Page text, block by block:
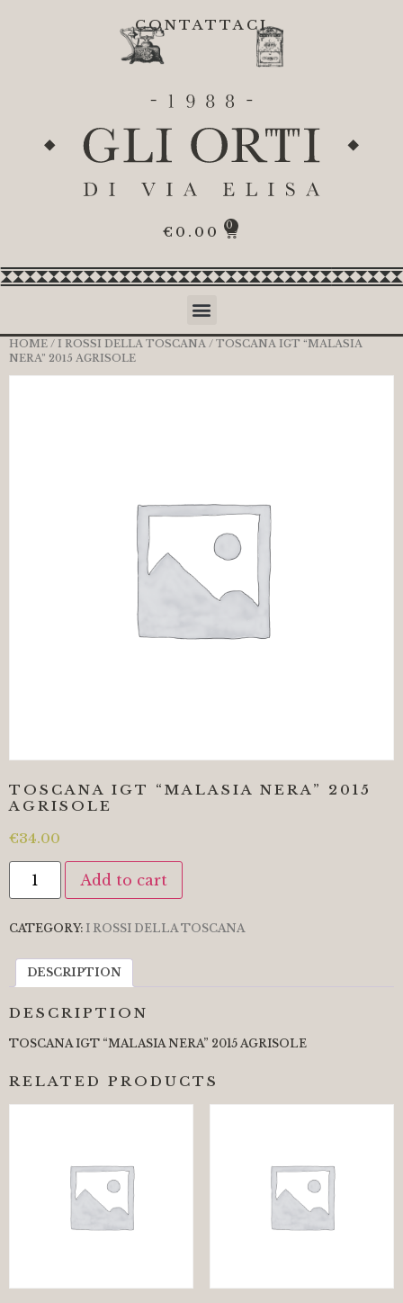
CONTATTACI
€ 0.00 0
HOME / I ROSSI DELLA TOSCANA / TOSCANA IGT “MALASIA
NERA” 2015 AGRISOLE
TOSCANA IGT “MALASIA NERA” 2015
AGRISOLE
€34.00
Add to cart
CATEGORY: I ROSSI DELLA TOSCANA
DESCRIPTION
DESCRIPTION
TOSCANA IGT “MALASIA NERA” 2015 AGRISOLE
RELATED PRODUCTS